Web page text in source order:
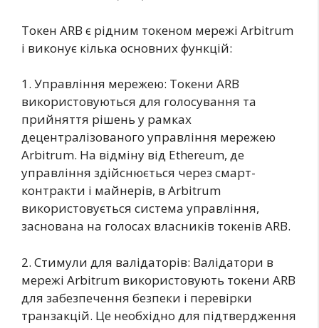
Токен ARB є рідним токеном мережі Arbitrum
і виконує кілька основних функцій:
1. Управління мережею: Токени ARB
використовуються для голосування та
прийняття рішень у рамках
децентралізованого управління мережею
Arbitrum. На відміну від Ethereum, де
управління здійснюється через смарт-
контракти і майнерів, в Arbitrum
використовується система управління,
заснована на голосах власників токенів ARB.
2. Стимули для валідаторів: Валідатори в
мережі Arbitrum використовують токени ARB
для забезпечення безпеки і перевірки
транзакцій. Це необхідно для підтвердження